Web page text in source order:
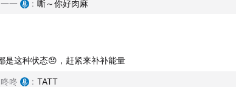
一
: 嘶～你好肉麻
是这种状态😞，赶紧来补补能量
咚 : TATT